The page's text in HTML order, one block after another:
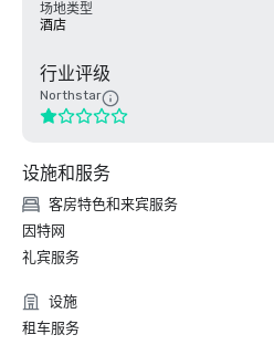
场地类型
酒店
行业评级
Northstar
设施和服务
客房特色和来宾服务
因特网
礼宾服务
设施
租车服务